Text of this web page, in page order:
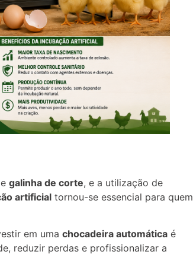
galinha de corte, e a utilização de
artificial tornou-se essencial para quem
em uma chocadeira automática é
reduzir perdas e profissionalizar a